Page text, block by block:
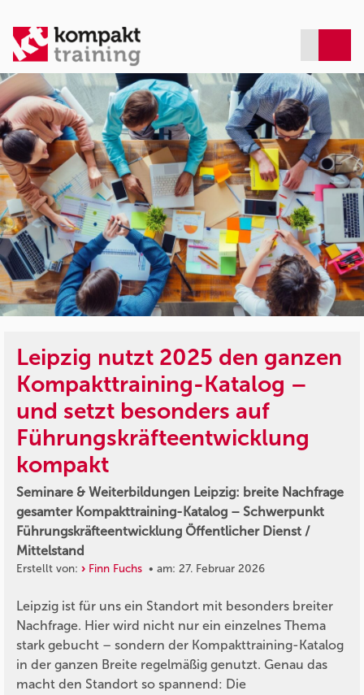
Leipzig nutzt 2025 den ganzen
Kompakttraining-Katalog –
und setzt besonders auf
Führungskräfteentwicklung
kompakt
Seminare & Weiterbildungen Leipzig: breite Nachfrage
gesamter Kompakttraining-Katalog – Schwerpunkt
Führungskräfteentwicklung Öffentlicher Dienst /
Mittelstand
Erstellt von: Finn Fuchs • am: 27. Februar 2026
Leipzig ist für uns ein Standort mit besonders breiter
Nachfrage. Hier wird nicht nur ein einzelnes Thema
stark gebucht – sondern der Kompakttraining-Katalog
in der ganzen Breite regelmäßig genutzt. Genau das
macht den Standort so spannend: Die